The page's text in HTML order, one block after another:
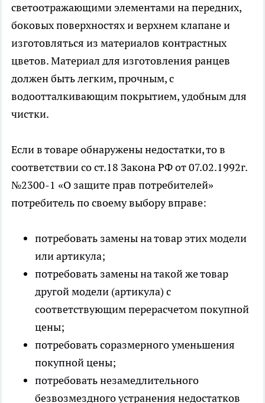
светоотражающими элементами на передних,
боковых поверхностях и верхнем клапане и
изготовляться из материалов контрастных
цветов. Материал для изготовления ранцев
должен быть легким, прочным, с
водоотталкивающим покрытием, удобным для
чистки.
Если в товаре обнаружены недостатки, то в
соответствии со ст.18 Закона РФ от 07.02.1992г.
№2300-1 «О защите прав потребителей»
потребитель по своему выбору вправе:
потребовать замены на товар этих модели
или артикула;
потребовать замены на такой же товар
другой модели (артикула) с
соответствующим перерасчетом покупной
цены;
потребовать соразмерного уменьшения
покупной цены;
потребовать незамедлительного
безвозмездного устранения недостатков